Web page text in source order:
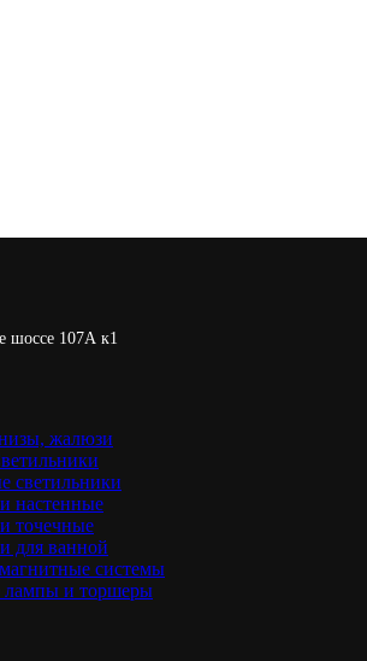
шоссе 107А к1
жалюзи
светильники
настенные
точечные
для ванной
системы
лампы и торшеры